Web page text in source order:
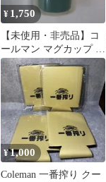
¥ 1,750
【未使用・非売品】コ
ールマン マグカップ 4
個セット（ケース全体
に黄ばみあり）
¥1,000
Coleman 一番搾り クー